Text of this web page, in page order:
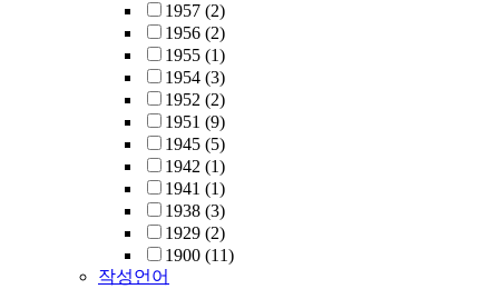
1957 (2)
1956 (2)
1955 (1)
1954 (3)
1952 (2)
1951 (9)
1945 (5)
1942 (1)
1941 (1)
1938 (3)
1929 (2)
1900 (11)
작성언어